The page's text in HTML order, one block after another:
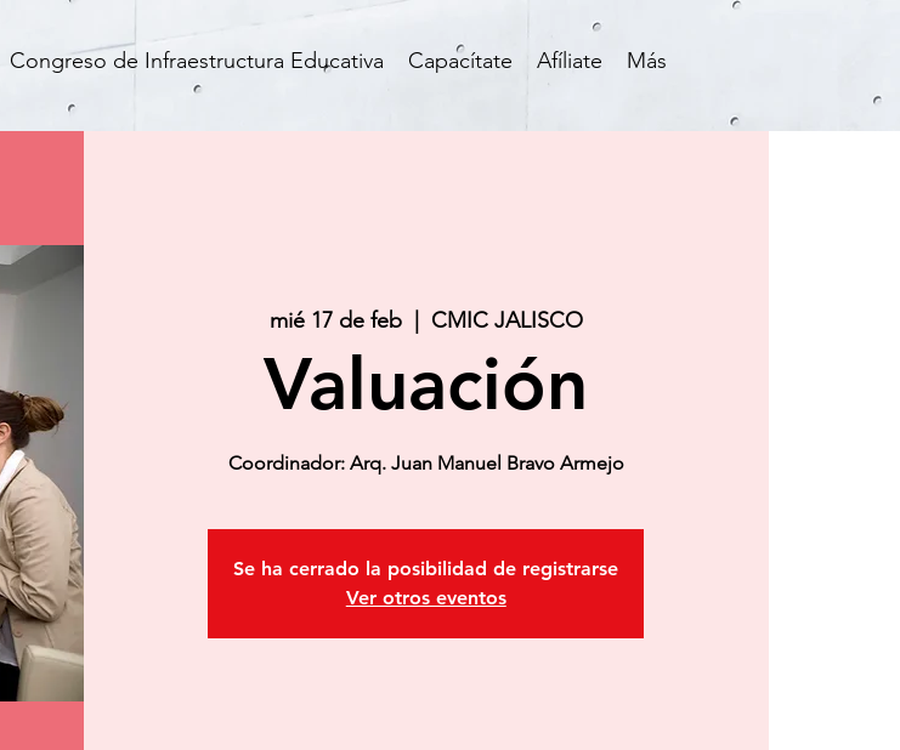
Congreso de Infraestructura Educativa Capacítate Afíliate Más
mié 17 de feb
  |
CMIC JALISCO
Valuación
Coordinador: Arq. Juan Manuel Bravo Armejo
Se ha cerrado la posibilidad de registrarse
Ver otros eventos